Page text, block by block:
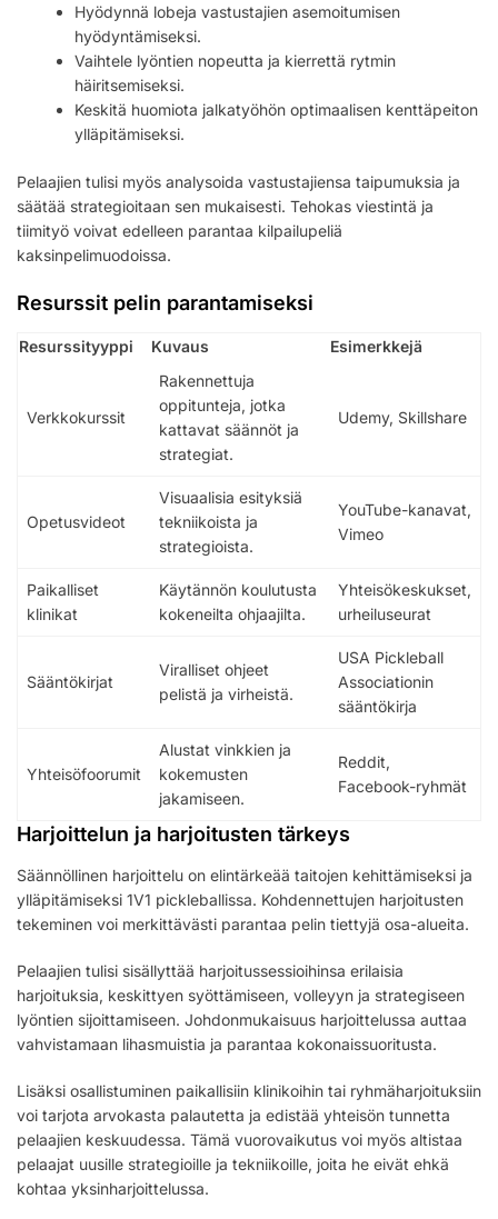
Hyödynnä lobeja vastustajien asemoitumisen
hyödyntämiseksi.
Vaihtele lyöntien nopeutta ja kierrettä rytmin
häiritsemiseksi.
Keskitä huomiota jalkatyöhön optimaalisen kenttäpeiton
ylläpitämiseksi.
Pelaajien tulisi myös analysoida vastustajiensa taipumuksia ja
säätää strategioitaan sen mukaisesti. Tehokas viestintä ja
tiimityö voivat edelleen parantaa kilpailupeliä
kaksinpelimuodoissa.
Resurssit pelin parantamiseksi
Resurssityyppi Kuvaus Esimerkkejä
Verkkokurssit
Rakennettuja
oppitunteja, jotka
kattavat säännöt ja
strategiat.
Udemy, Skillshare
Opetusvideot
Visuaalisia esityksiä
tekniikoista ja
strategioista.
YouTube-kanavat,
Vimeo
Paikalliset
klinikat
Käytännön koulutusta
kokeneilta ohjaajilta.
Yhteisökeskukset,
urheiluseurat
Sääntökirjat
Viralliset ohjeet
pelistä ja virheistä.
USA Pickleball
Associationin
sääntökirja
Yhteisöfoorumit
Alustat vinkkien ja
kokemusten
jakamiseen.
Reddit,
Facebook-ryhmät
Harjoittelun ja harjoitusten tärkeys
Säännöllinen harjoittelu on elintärkeää taitojen kehittämiseksi ja
ylläpitämiseksi 1V1 pickleballissa. Kohdennettujen harjoitusten
tekeminen voi merkittävästi parantaa pelin tiettyjä osa-alueita.
Pelaajien tulisi sisällyttää harjoitussessioihinsa erilaisia
harjoituksia, keskittyen syöttämiseen, volleyyn ja strategiseen
lyöntien sijoittamiseen. Johdonmukaisuus harjoittelussa auttaa
vahvistamaan lihasmuistia ja parantaa kokonaissuoritusta.
Lisäksi osallistuminen paikallisiin klinikoihin tai ryhmäharjoituksiin
voi tarjota arvokasta palautetta ja edistää yhteisön tunnetta
pelaajien keskuudessa. Tämä vuorovaikutus voi myös altistaa
pelaajat uusille strategioille ja tekniikoille, joita he eivät ehkä
kohtaa yksinharjoittelussa.